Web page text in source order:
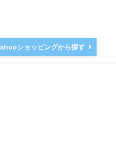
ショッピングから探す